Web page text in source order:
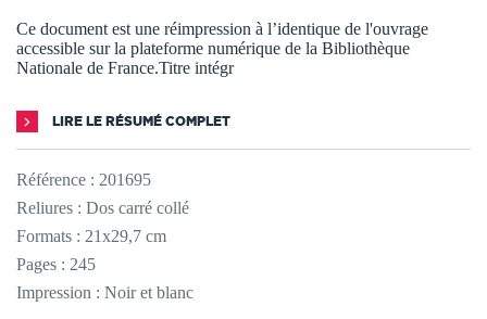
Ce document est une réimpression à l’identique de l'ouvrage
accessible sur la plateforme numérique de la Bibliothèque
Nationale de France.Titre intégr
LIRE LE RÉSUMÉ COMPLET
Référence : 201695
Reliures : Dos carré collé
Formats : 21x29,7 cm
Pages : 245
Impression : Noir et blanc